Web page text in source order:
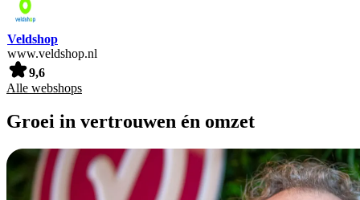
Veldshop
www.veldshop.nl
9,6
Alle webshops
Groei in vertrouwen én omzet